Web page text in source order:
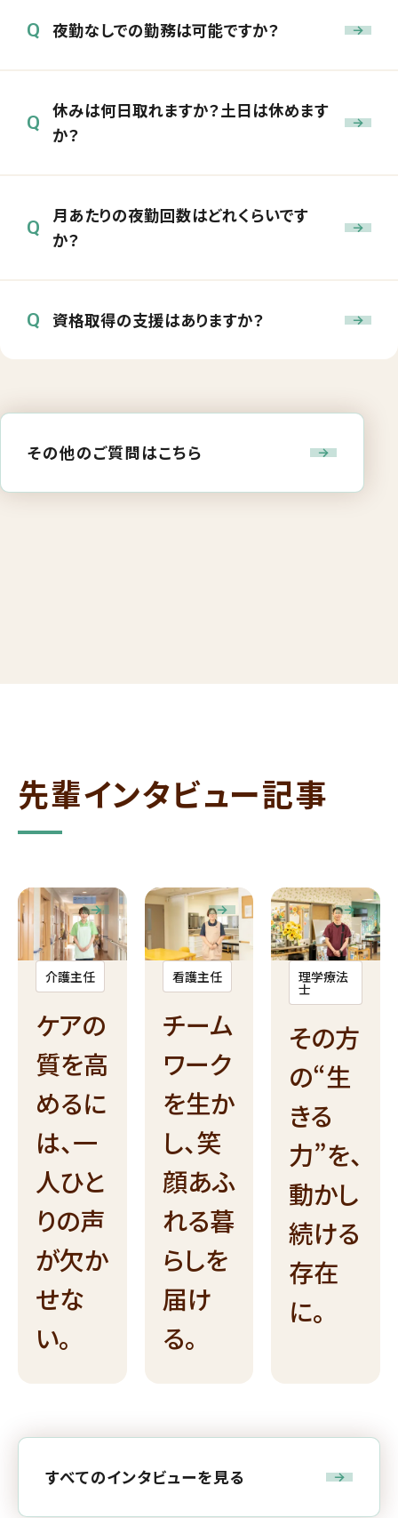
Q 夜勤なしでの勤務は可能ですか？
Q
休みは何日取れますか？土日は休めます
か？
Q
月あたりの夜勤回数はどれくらいです
か？
Q 資格取得の支援はありますか？
その他のご質問はこちら
先輩インタビュー記事
介護主任
ケアの
質を高
めるに
は、一
人ひと
りの声
が欠か
せな
い。
看護主任
チーム
ワーク
を生か
し、笑
顔あふ
れる暮
らしを
届け
る。
理学療法
士
その方
の“生
きる
力”を、
動かし
続ける
存在
に。
すべてのインタビューを見る